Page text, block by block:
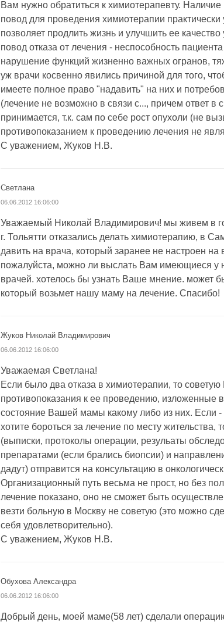
Вам нужно обратиться к химиотерапевту.
повод для проведения химиотерапии практически
позволяет продлить жизнь и улучшить ее
повод отказа от лечения - неспособность
нарушение функций жизненно важных огранов,
уж врачи косвенно явились причиной для того,
имеете полное право "надавить" на них и
(лечение не возможно в связи с..., причем ответ в
принимается, т.к. сам по себе рост опухоли (не
противопоказанием к проведению лечения не
С уважением, Жуков Н.В.
Светлана
06.06.2012 16:06:00
Уважаемый Николай Владимирович! мы живем в
г. Тольятти отказались делать химиотерапию, в
давить на врача, который заранее не настроен
пожалуйста, можно ли выслать Вам имеющиеся у
врачей. хотелось бы узнать Ваше мнение. может
который возьмет нашу маму на лечение. Спасибо!
Жуков Николай Владимирович
06.06.2012 16:06:00
Уважаемая Светлана!
Если было два отказа в химиотерапии, то
противопоказания к ее проведению, изложенные
состояние Вашей мамы какому либо из них. Если -
хотите бороться за лечение по месту
(выписки, протоколы операции, резульаты
препаратами (если брались биопсии) и
дадут) отправится на консультацию в
Организационный путь весьма не прост, но без
лечение показано, оно не сможет быть
везти больную в Москву не советую (это можно
себя удовлетворительно).
С уважением, Жуков Н.В.
Обухова Александра
06.06.2012 16:06:00
Добрый день, моей маме(58 лет) сделали